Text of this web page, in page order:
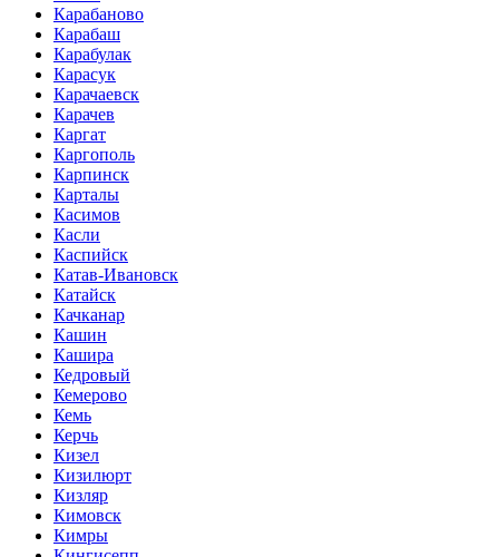
Карабаново
Карабаш
Карабулак
Карасук
Карачаевск
Карачев
Каргат
Каргополь
Карпинск
Карталы
Касимов
Касли
Каспийск
Катав-Ивановск
Катайск
Качканар
Кашин
Кашира
Кедровый
Кемерово
Кемь
Керчь
Кизел
Кизилюрт
Кизляр
Кимовск
Кимры